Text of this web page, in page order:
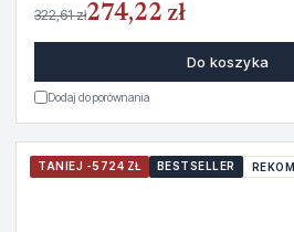
322,61 zł274,22 zł
Do koszyka
Dodaj do porównania
TANIEJ -5724 ZŁ BESTSELLER